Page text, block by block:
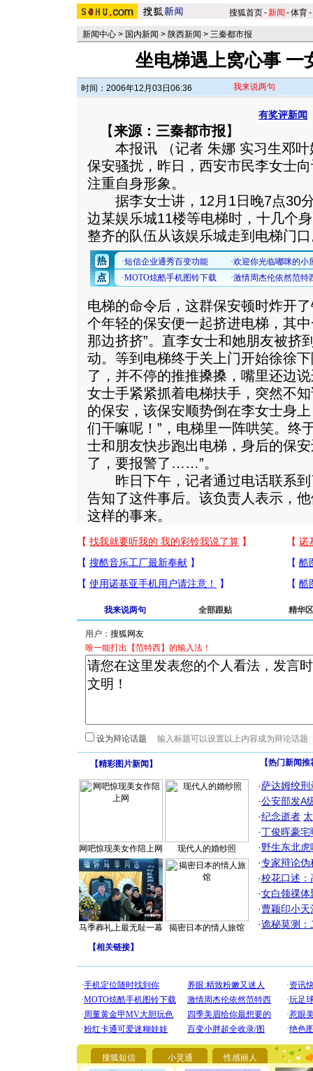
搜狐首页-新闻 -体育-
新闻中心 > 国内新闻 > 陕西新闻 > 三秦都市报
坐电梯遇上窝心事 一
时间：2006年12月03日06:36 我来说两句
有奖评新闻
【来源：三秦都市报】
本报讯 （记者 朱娜 实习生邓叶
保安骚扰，昨日，西安市民李女士
注重自身形象。
据李女士讲，12月1日晚7点30分
边某娱乐城11楼等电梯时，十几个
整齐的队伍从该娱乐城走到电梯门
电梯的命令后，这群保安顿时炸开
个年轻的保安便一起挤进电梯，其
那边挤挤”。直李女士和她朋友被挤
动。等到电梯终于关上门开始徐徐
了，并不停的推推搡搡，嘴里还边
女士手紧紧抓着电梯扶手，突然不
的保安，该保安顺势倒在李女士身
们干嘛呢！”，电梯里一阵哄笑。终
士和朋友快步跑出电梯，身后的保
了，要报警了……”。
昨日下午，记者通过电话联系到
告知了这件事后。该负责人表示，
这样的事来。
我来说两句 全部跟贴 精华区
用户：
唯一能打出【范特西】的输入法！
设为辩论话题
【精彩图片新闻 】
网吧惊现美女作陪上网 现代人的婚纱照
马季葬礼上最无耻一幕 揭密日本的情人旅馆
【热门新闻
·萨达姆绞刑
·公安部发A
·纪念逝者
·丁俊晖豪
·野生东北
·专家辩论伪
·校花口述：
·女白领祼体
·曹颖印小天
·诡秘莫测：
【相关链接】
搜狐短信 小灵通 性感丽人
[圣诞节]
要平安！
[圣诞节]